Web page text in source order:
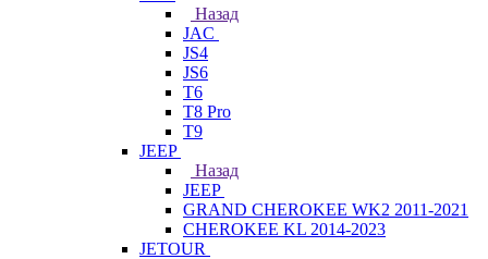
Назад
JAC
JS4
JS6
T6
T8 Pro
T9
JEEP
Назад
JEEP
GRAND CHEROKEE WK2 2011-2021
CHEROKEE KL 2014-2023
JETOUR